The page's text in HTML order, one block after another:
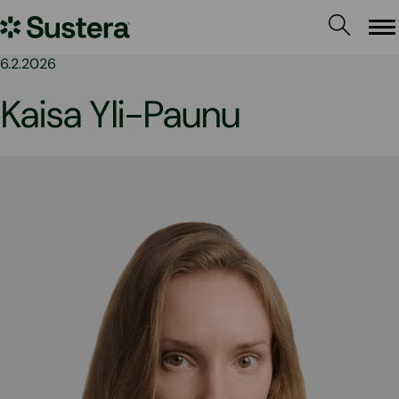
sisältöön
Sustera
6.2.2026
Kaisa Yli-Paunu